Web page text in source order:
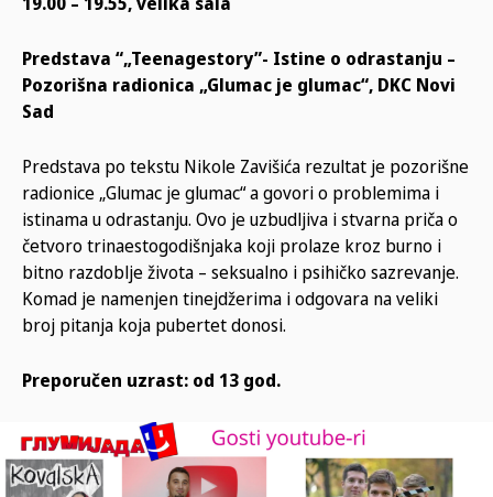
Predstava “„Teenagestory”- Istine o odrastanju –
Pozorišna radionica „Glumac je glumac“, DKC Novi
Sad
Predstava po tekstu Nikole Zavišića rezultat je pozorišne
radionice „Glumac je glumac“ a govori o problemima i
istinama u odrastanju. Ovo je uzbudljiva i stvarna priča o
četvoro trinaestogodišnjaka koji prolaze kroz burno i
bitno razdoblje života – seksualno i psihičko sazrevanje.
Komad je namenjen tinejdžerima i odgovara na veliki
broj pitanja koja pubertet donosi.
Preporučen uzrast: od 13 god.